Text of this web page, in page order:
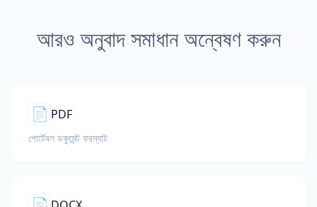
আরও অনুবাদ সমাধান অন্বেষণ করুন
📄 PDF
পোর্টেবল ডকুমেন্ট ফরম্যাট